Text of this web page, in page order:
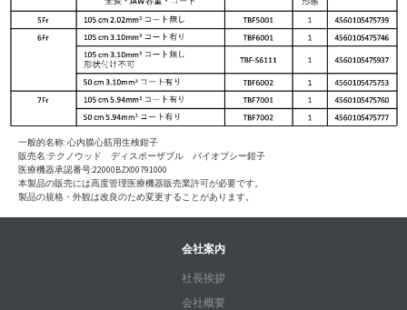
一般的名称: 心内膜心筋用生検鉗子
販売名:テクノウッド ディスポーザブル バイオプシー鉗子
医療機器承認番号:22000BZX00791000
本製品の販売には高度管理医療機器販売業許可が必要です。
製品の規格・外観は改良のため変更することがあります。
会社案内
社長挨拶
会社概要